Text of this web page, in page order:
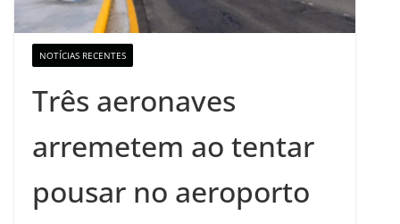
NOTÍCIAS RECENTES
Três aeronaves
arremetem ao tentar
pousar no aeroporto